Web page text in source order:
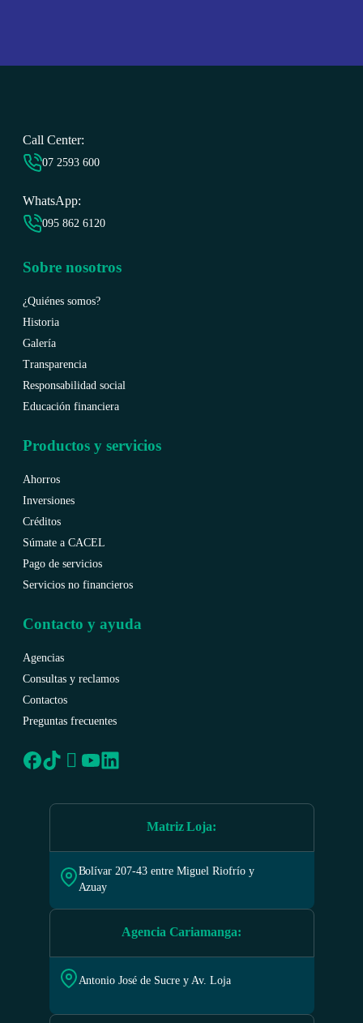
Call Center:
07 2593 600
WhatsApp:
095 862 6120
Sobre nosotros
¿Quiénes somos?
Historia
Galería
Transparencia
Responsabilidad social
Educación financiera
Productos y servicios
Ahorros
Inversiones
Créditos
Súmate a CACEL
Pago de servicios
Servicios no financieros
Contacto y ayuda
Agencias
Consultas y reclamos
Contactos
Preguntas frecuentes
Matriz Loja:
Bolívar 207-43 entre Miguel Riofrío y
Azuay
Agencia Cariamanga:
Antonio José de Sucre y Av. Loja